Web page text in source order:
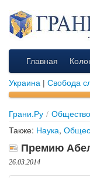
Главная
Украина | Свобода
Грани.Ру / Общество
Также: Наука,
Премию
26.03.2014